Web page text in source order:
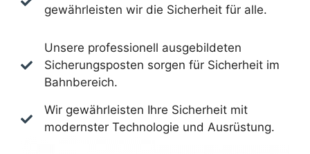
gewährleisten wir die Sicherheit für alle.
Unsere professionell ausgebildeten
Sicherungsposten sorgen für Sicherheit im
Bahnbereich.
Wir gewährleisten Ihre Sicherheit mit
modernster Technologie und Ausrüstung.